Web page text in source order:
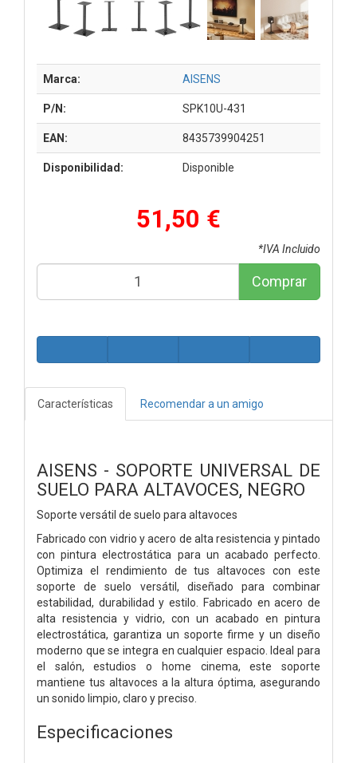
Marca: AISENS
P/N: SPK10U-431
EAN: 8435739904251
Disponibilidad: Disponible
51,50 €
*IVA Incluido
Comprar
Características Recomendar a un amigo
AISENS - SOPORTE UNIVERSAL DE
SUELO PARA ALTAVOCES, NEGRO
Soporte versátil de suelo para altavoces
Fabricado con vidrio y acero de alta resistencia y pintado
con pintura electrostática para un acabado perfecto.
Optimiza el rendimiento de tus altavoces con este
soporte de suelo versátil, diseñado para combinar
estabilidad, durabilidad y estilo. Fabricado en acero de
alta resistencia y vidrio, con un acabado en pintura
electrostática, garantiza un soporte firme y un diseño
moderno que se integra en cualquier espacio. Ideal para
el salón, estudios o home cinema, este soporte
mantiene tus altavoces a la altura óptima, asegurando
un sonido limpio, claro y preciso.
Especificaciones